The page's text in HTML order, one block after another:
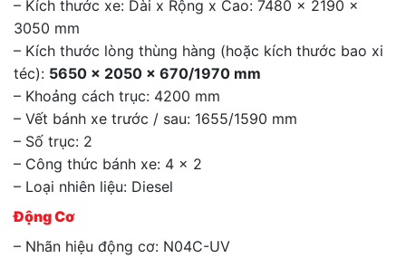
– Kích thước xe: Dài x Rộng x Cao: 7480 x 2190 x
3050 mm
– Kích thước lòng thùng hàng (hoặc kích thước bao xi
téc): 5650 x 2050 x 670/1970 mm
– Khoảng cách trục: 4200 mm
– Vết bánh xe trước / sau: 1655/1590 mm
– Số trục: 2
– Công thức bánh xe: 4 x 2
– Loại nhiên liệu: Diesel
Động Cơ
– Nhãn hiệu động cơ: N04C-UV